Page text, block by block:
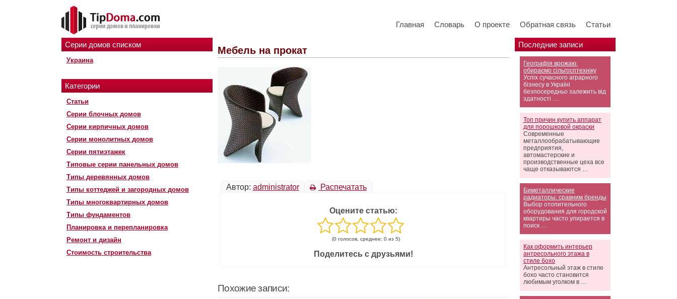
Главная Словарь О проекте Обратная связь Статьи
Серии домов списком
Украина
Категории
Статьи
Серии блочных домов
Серии кирпичных домов
Серии монолитных домов
Серии пятиэтажек
Типовые серии панельных домов
Типы деревянных домов
Типы коттеджей и загородных домов
Типы многоквартирных домов
Типы фундаментов
Планировка и перепланировка
Ремонт и дизайн
Стоимость строительства
Последние записи
Географія врожаю:
обираємо сільгосптехніку
Успіх сучасного аграрного
бізнесу в Україні
безпосередньо залежить від
здатності …
Топ причин купить аппарат
для порошковой окраски
Современные
металлообрабатывающие
предприятия,
автомастерские и
производственные цеха все
чаще отказываются …
Биметаллические
радиаторы: сравним бренды
Выбор отопительного
оборудования для городской
квартиры часто упирается в
поиск …
Как оформить интерьер
антресольного этажа в
стиле бохо
Антресольный этаж в стиле
бохо часто становится
любимым уголком в …
Мебель на прокат
Автор: administrator Распечатать
Оцените статью:
(0 голосов, среднее: 0 из 5)
Поделитесь с друзьями!
Похожие записи: